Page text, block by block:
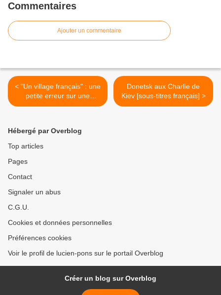
Commentaires
Ajouter un commentaire
< "Un village français" : une
petite erreur sur une
grande erreur.
Donetsk aux Charlie de
Kiev [sous-titres français] >
Hébergé par Overblog
Top articles
Pages
Contact
Signaler un abus
C.G.U.
Cookies et données personnelles
Préférences cookies
Voir le profil de lucien-pons sur le portail Overblog
Créer un blog sur Overblog